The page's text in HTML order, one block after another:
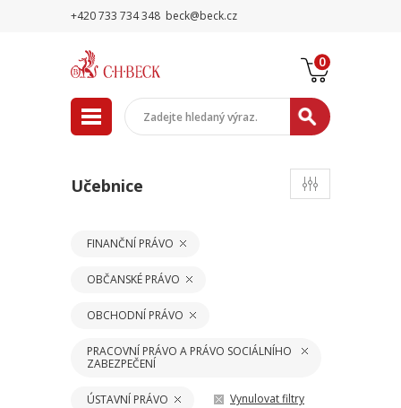
+420 733 734 348 beck@beck.cz
0
Učebnice
FINANČNÍ PRÁVO
OBČANSKÉ PRÁVO
OBCHODNÍ PRÁVO
PRACOVNÍ PRÁVO A PRÁVO SOCIÁLNÍHO
ZABEZPEČENÍ
ÚSTAVNÍ PRÁVO Vynulovat filtry